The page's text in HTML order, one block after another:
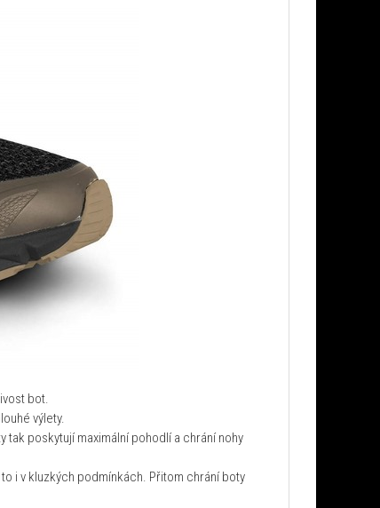
bot.
výlety.
poskytují maximální pohodlí a chrání nohy
i v kluzkých podmínkách. Přitom chrání boty